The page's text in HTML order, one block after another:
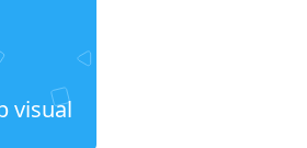
visual